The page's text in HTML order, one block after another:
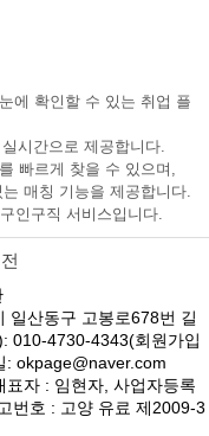
에 확인할 수 있는 취업 플
시간으로 제공합니다.
빠르게 찾을 수 있으며,
매칭 기능을 제공합니다.
인구직 서비스입니다.
일산동구 고봉로678번 길
010-4730-4343(회원가입
: okpage@naver.com
자 : 임현자, 사업자등록
번호 : 고양 유료 제2009-3